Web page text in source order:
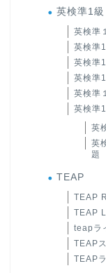
英検準1級
英検準
英検準
英検準
英検準
英検準
英検準
英
英
題
TEAP
TEAP
TEAP
teapラ
TEAP
TEAP